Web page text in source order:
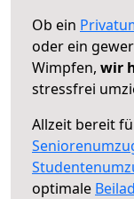
Ob ein
oder ein
Wimpfen, wir
stressfrei
Allzeit bereit
optimale